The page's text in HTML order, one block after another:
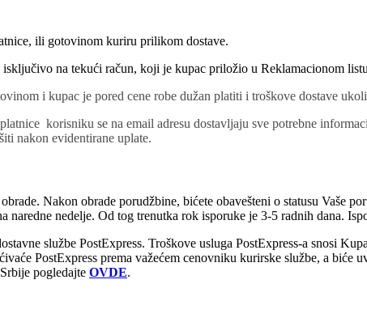
ili gotovinom kuriru prilikom dostave.
na tekući račun, koji je kupac priložio u Reklamacionom
i kupac je pored cene robe dužan platiti i troškove dostave
korisniku se na email adresu dostavljaju sve potrebne
nakon evidentirane uplate.
Nakon obrade porudžbine, bićete obavešteni o statusu Vaše
naredne nedelje. Od tog trenutka rok isporuke je 3-5 radnih dana.
službe PostExpress. Troškove usluga PostExpress-a snosi
PostExpress prema važećem cenovniku kurirske službe, a biće
pogledajte OVDE.